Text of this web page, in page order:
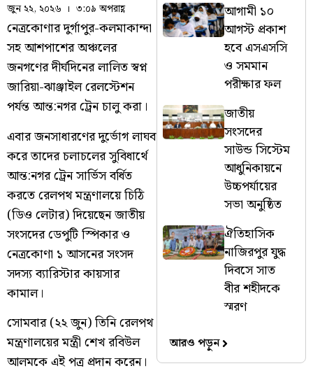
জুন ২২, ২০২৬
৩:০৯ অপরাহ্ণ
নেত্রকোণার দুর্গাপুর-কলমাকান্দা
সহ আশপাশের অঞ্চলের
জনগণের দীর্ঘদিনের লালিত স্বপ্ন
জারিয়া-ঝাঞ্জাইল রেলস্টেশন
পর্যন্ত আন্ত:নগর ট্রেন চালু করা।
এবার জনসাধারণের দুর্ভোগ লাঘব
করে তাদের চলাচলের সুবিধার্থে
আন্ত:নগর ট্রেন সার্ভিস বর্ধিত
করতে রেলপথ মন্ত্রণালয়ে চিঠি
(ডিও লেটার) দিয়েছেন জাতীয়
সংসদের ডেপুটি স্পিকার ও
নেত্রকোণা ১ আসনের সংসদ
সদস্য ব্যারিস্টার কায়সার
কামাল।
সোমবার (২২ জুন) তিনি রেলপথ
মন্ত্রণালয়ের মন্ত্রী শেখ রবিউল
আলমকে এই পত্র প্রদান করেন।
আগামী ১০
আগস্ট প্রকাশ
হবে এসএসসি
ও সমমান
পরীক্ষার ফল
জাতীয়
সংসদের
সাউন্ড সিস্টেম
আধুনিকায়নে
উচ্চপর্যায়ের
সভা অনুষ্ঠিত
ঐতিহাসিক
নাজিরপুর যুদ্ধ
দিবসে সাত
বীর শহীদকে
স্মরণ
আরও পড়ুন